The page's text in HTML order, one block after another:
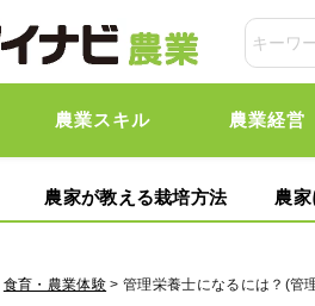
農業スキル 農業経営
農家が教える栽培方法 農
食育・農業体験 > 管理栄養士になるには？(管